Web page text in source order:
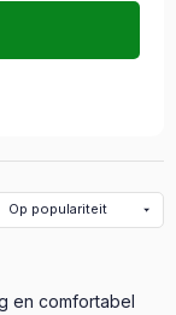
en comfortabel